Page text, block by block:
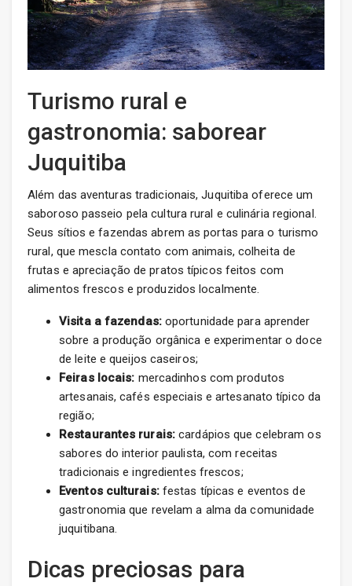
Turismo rural e
gastronomia: saborear
Juquitiba
Além das aventuras tradicionais, Juquitiba oferece um
saboroso passeio pela cultura rural e culinária regional.
Seus sítios e fazendas abrem as portas para o turismo
rural, que mescla contato com animais, colheita de
frutas e apreciação de pratos típicos feitos com
alimentos frescos e produzidos localmente.
Visita a fazendas:oportunidade para aprender
sobre a produção orgânica e experimentar o doce
de leite e queijos caseiros;
Feiras locais: mercadinhos com produtos
artesanais, cafés especiais e artesanato típico da
região;
Restaurantes rurais: cardápios que celebram os
sabores do interior paulista, com receitas
tradicionais e ingredientes frescos;
Eventos culturais:festas típicas e eventos de
gastronomia que revelam a alma da comunidade
juquitibana.
Dicas preciosas para